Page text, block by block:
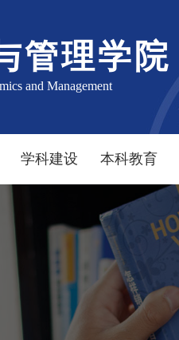
管理学院
and Management
学科建设 本科教育